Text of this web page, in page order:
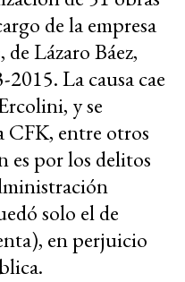
de la empresa
Lázaro Báez,
La causa cae
y se
CFK, entre otros
es por los delitos
solo el de
en perjuicio